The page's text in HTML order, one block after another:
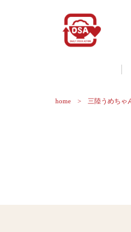
home 三陸うめちゃ